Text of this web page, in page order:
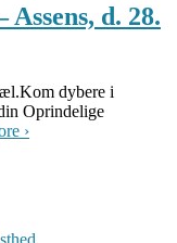
d. 28.
dybere i
Oprindelige
›